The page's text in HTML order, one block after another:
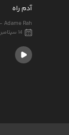
آدم راه
Rah
14 سپتامبر 2024